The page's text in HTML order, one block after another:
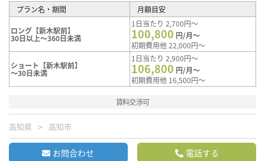
プラン名・期間 月額目安
ロング【新木駅前】
30日以上～360日未満
1日当たり 2,700円～
100,800 円/月～
初期費用他 22,000円～
ショート【新木駅前】
～30日未満
1日当たり 2,900円～
106,800 円/月～
初期費用他 16,500円～
賃料交渉可
高知県 高知市
お問合わせ 電話する